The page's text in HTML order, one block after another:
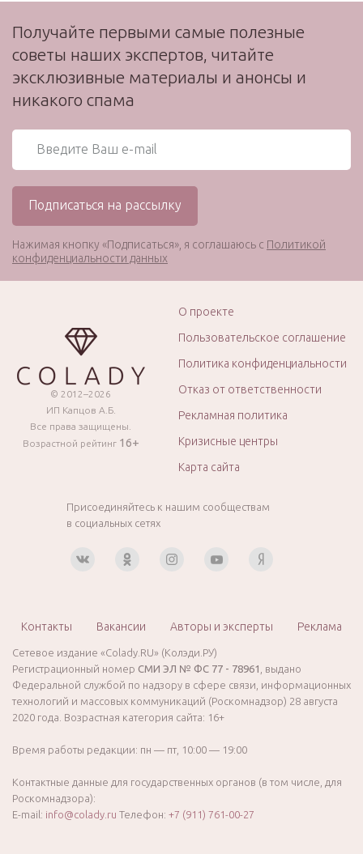
Получайте первыми самые полезные
советы наших экспертов, читайте
эксклюзивные материалы и анонсы и
никакого спама
Нажимая кнопку «Подписаться», я соглашаюсь с Политикой
конфиденциальности данных
© 2012–2026
ИП Капцов А.Б.
Все права защищены.
Возрастной рейтинг 16+
О проекте
Пользовательское соглашение
Политика конфиденциальности
Отказ от ответственности
Рекламная политика
Кризисные центры
Карта сайта
Присоединяйтесь к нашим сообществам
в социальных сетях
Контакты Вакансии Авторы и эксперты Реклама
Сетевое издание «Colady.RU» (Колэди.РУ)
Регистрационный номер СМИ ЭЛ № ФС 77 - 78961
, выдано
Федеральной службой по надзору в сфере связи, информационных
технологий и массовых коммуникаций (Роскомнадзор) 28 августа
2020 года. Возрастная категория сайта: 16+
Время работы редакции: пн — пт, 10:00 — 19:00
Контактные данные для государственных органов (в том числе, для
Роскомнадзора):
E-mail: info@colady.ru Телефон: +7 (911) 761-00-27